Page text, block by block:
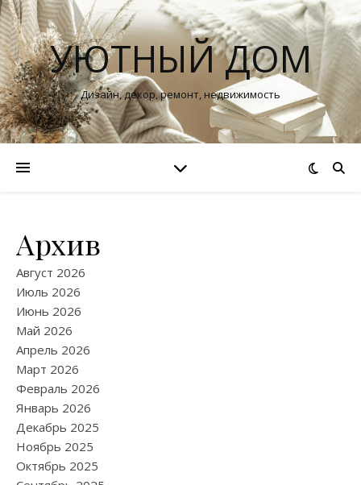
УЮТНЫЙ ДОМ
Дизайн, декор, ремонт, недвижимость
Архив
Август 2026
Июль 2026
Июнь 2026
Май 2026
Апрель 2026
Март 2026
Февраль 2026
Январь 2026
Декабрь 2025
Ноябрь 2025
Октябрь 2025